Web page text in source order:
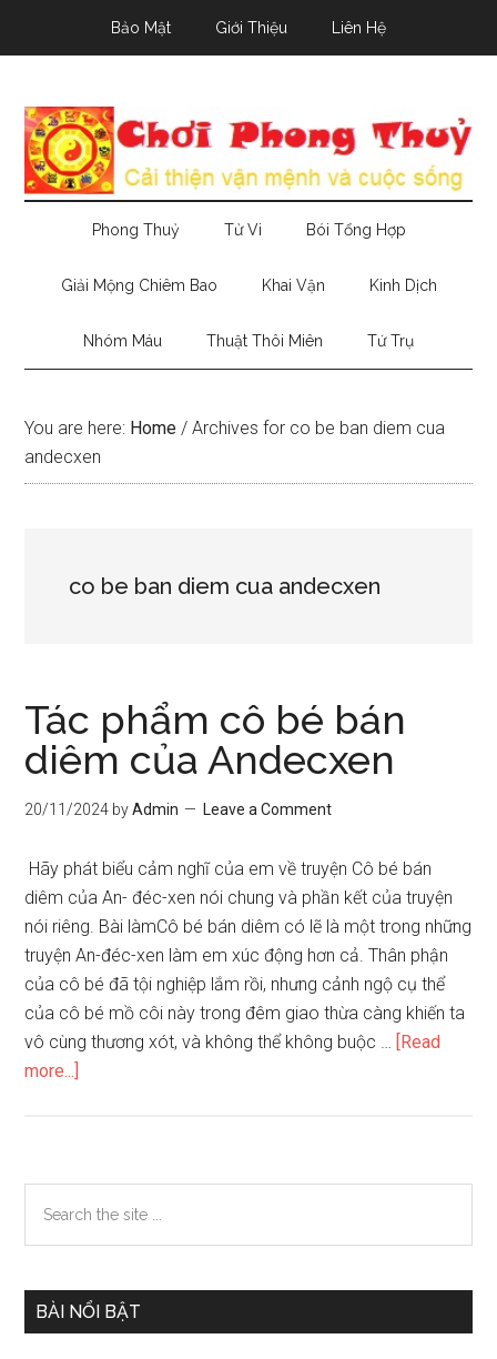
Bảo Mật Giới Thiệu Liên Hệ
Phong Thuỷ Tử Vi Bói Tổng Hợp
Giải Mộng Chiêm Bao Khai Vận Kinh Dịch
Nhóm Máu Thuật Thôi Miên Tứ Trụ
You are here: Home / Archives for co be ban diem cua
andecxen
co be ban diem cua andecxen
Tác phẩm cô bé bán
diêm của Andecxen
20/11/2024 byAdmin Leave a Comment
Hãy phát biểu cảm nghĩ của em về truyện Cô bé bán
diêm của An- đéc-xen nói chung và phần kết của truyện
nói riêng. Bài làmCô bé bán diêm có lẽ là một trong những
truyện An-đéc-xen làm em xúc động hơn cả. Thân phận
của cô bé đã tội nghiệp lắm rồi, nhưng cảnh ngộ cụ thể
của cô bé mồ côi này trong đêm giao thừa càng khiến ta
vô cùng thương xót, và không thể không buộc … [Read
more...]
bé
bán
diêm
Andecxen
Primary
Sidebar
the
BÀI NỔI BẬT